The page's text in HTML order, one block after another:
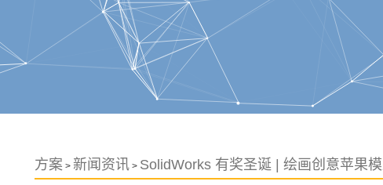
方案 > 新闻资讯 > SolidWorks 有奖圣诞 | 绘画创意苹果